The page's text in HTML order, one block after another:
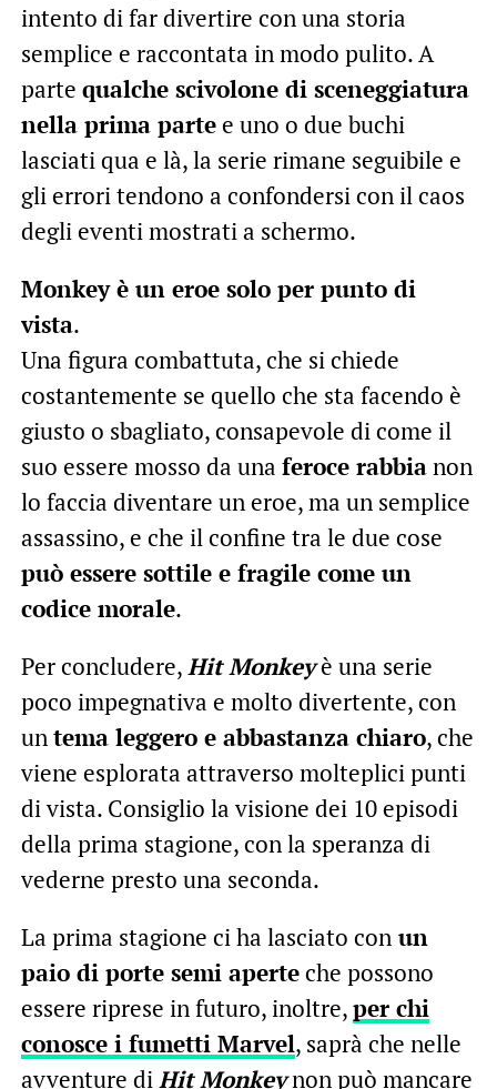
intento di far divertire con una storia
semplice e raccontata in modo pulito. A
parte qualche scivolone di sceneggiatura
nella prima partee uno o due buchi
lasciati qua e là, la serie rimane seguibile e
gli errori tendono a confondersi con il caos
degli eventi mostrati a schermo.
Monkey è un eroe solo per punto di
vista.
Una figura combattuta, che si chiede
costantemente se quello che sta facendo è
giusto o sbagliato, consapevole di come il
suo essere mosso da una feroce rabbianon
lo faccia diventare un eroe, ma un semplice
assassino, e che il confine tra le due cose
può essere sottile e fragile come un
codice morale.
Per concludere,Hit Monkeyè una serie
poco impegnativa e molto divertente, con
untema leggero e abbastanza chiaro, che
viene esplorata attraverso molteplici punti
di vista. Consiglio la visione dei 10 episodi
della prima stagione, con la speranza di
vederne presto una seconda.
La prima stagione ci ha lasciato conun
paio di porte semi aperteche possono
essere riprese in futuro, inoltre,per chi
conosce i fumetti Marvel, saprà che nelle
avventure diHit Monkeynon può mancare